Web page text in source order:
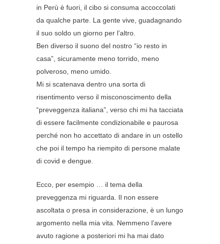
in Perù è fuori, il cibo si consuma accoccolati
da qualche parte. La gente vive, guadagnando
il suo soldo un giorno per l’altro.
Ben diverso il suono del nostro “io resto in
casa”, sicuramente meno torrido, meno
polveroso, meno umido.
Mi si scatenava dentro una sorta di
risentimento verso il misconoscimento della
“preveggenza italiana”, verso chi mi ha tacciata
di essere facilmente condizionabile e paurosa
perché non ho accettato di andare in un ostello
che poi il tempo ha riempito di persone malate
di covid e dengue.
Ecco, per esempio … il tema della
preveggenza mi riguarda. Il non essere
ascoltata o presa in considerazione, è un lungo
argomento nella mia vita. Nemmeno l’avere
avuto ragione a posteriori mi ha mai dato